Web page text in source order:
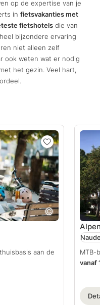
op de expertise van je
in fietsvakanties met
fietshotels die van
bijzondere ervaring
niet alleen zelf
ook weten wat er nodig
het gezin. Veel hart,
aan de
MTB-
vanaf